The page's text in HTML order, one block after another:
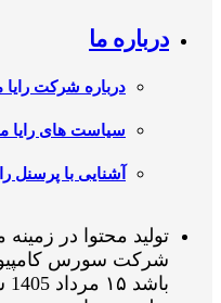
درباره ما
درباره شرکت رایا
سیاست های رایا
آشنایی با پرسنل
تولید محتوا در زمینه
شرکت سورس
باشد ۱۵ مرداد 1405 ساعت ۰۴:۰۱:۱۸